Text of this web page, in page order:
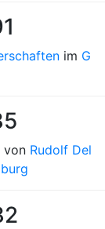
im G
von Rudolf Del